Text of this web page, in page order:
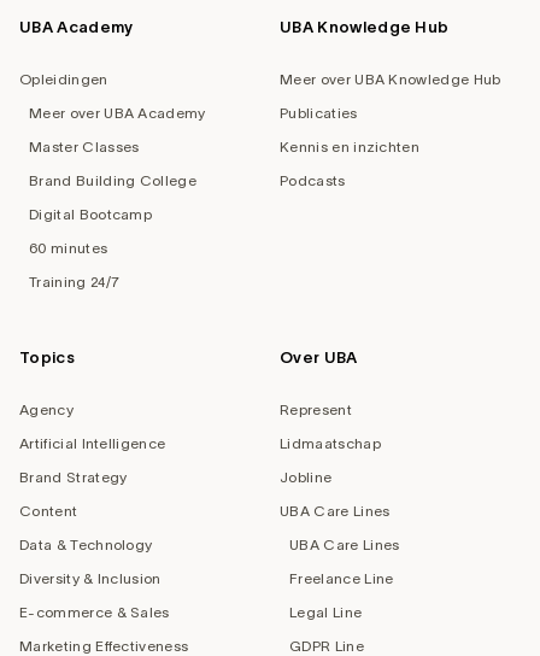
UBA Academy
Opleidingen
Meer over UBA Academy
Master Classes
Brand Building College
Digital Bootcamp
60 minutes
Training 24/7
UBA Knowledge Hub
Meer over UBA Knowledge Hub
Publicaties
Kennis en inzichten
Podcasts
Topics
Agency
Artificial Intelligence
Brand Strategy
Content
Data & Technology
Diversity & Inclusion
E-commerce & Sales
Marketing Effectiveness
Over UBA
Represent
Lidmaatschap
Jobline
UBA Care Lines
UBA Care Lines
Freelance Line
Legal Line
GDPR Line